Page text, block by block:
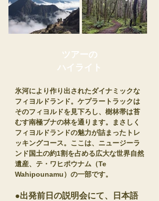
ツアーの
ハイライト
氷河により作り出されたダイナミックな
フィヨルドランド。ケプラートラックは
そのフィヨルドを見下ろし、樹林帯は苔
むす南極ブナの林を通ります。まさしく
フィヨルドランドの魅力が詰まったトレ
ッキングコース。ここは、ニュージーラ
ンド国土の約1割を占める広大な世界自然
遺産、テ・ワヒポウナム（Te
Wahipounamu）の一部です。
●出発前日の説明会にて、日本語